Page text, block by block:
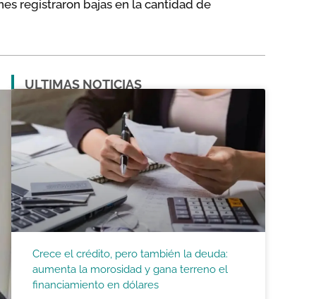
registraron bajas en la cantidad de
ULTIMAS NOTICIAS
Crece el crédito, pero también la deuda:
aumenta la morosidad y gana terreno el
financiamiento en dólares